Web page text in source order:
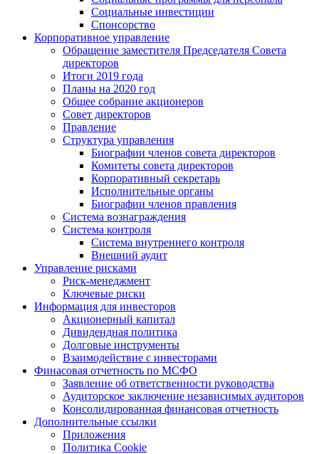
Социальные инвестиции
Спонсорство
Корпоративное управление
Обращение заместителя Председателя Совета
директоров
Итоги 2019 года
Планы на 2020 год
Общее собрание акционеров
Совет директоров
Правление
Структура управления
Биографии членов совета директоров
Комитеты совета директоров
Корпоративный секретарь
Исполнительные органы
Биографии членов правления
Система вознаграждения
Система контроля
Система внутреннего контроля
Внешний аудит
Управление рисками
Риск-менеджмент
Ключевые риски
Информация для инвесторов
Акционерный капитал
Дивидендная политика
Долговые инструменты
Взаимодействие с инвеcторами
Финасовая отчетность по МСФО
Заявление об ответственности руководства
Аудиторское заключение независимых аудиторов
Консолидированная финансовая отчетность
Дополнительные ссылки
Приложения
Политика Cookie